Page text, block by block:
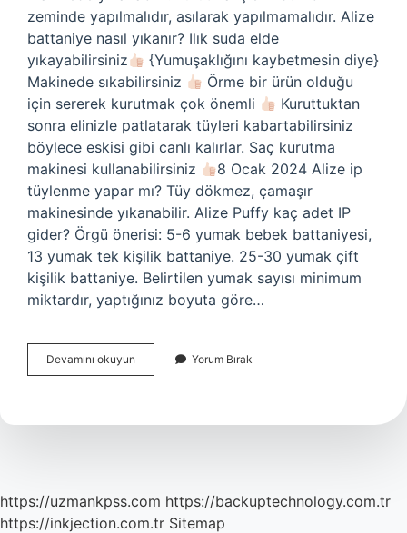
zeminde yapılmalıdır, asılarak yapılmamalıdır. Alize
battaniye nasıl yıkanır? Ilık suda elde
yıkayabilirsiniz
{Yumuşaklığını kaybetmesin diye}
Makinede sıkabilirsiniz
Örme bir ürün olduğu
için sererek kurutmak çok önemli
Kuruttuktan
sonra elinizle patlatarak tüyleri kabartabilirsiniz
böylece eskisi gibi canlı kalırlar. Saç kurutma
makinesi kullanabilirsiniz
8 Ocak 2024 Alize ip
tüylenme yapar mı? Tüy dökmez, çamaşır
makinesinde yıkanabilir. Alize Puffy kaç adet IP
gider? Örgü önerisi: 5-6 yumak bebek battaniyesi,
13 yumak tek kişilik battaniye. 25-30 yumak çift
kişilik battaniye. Belirtilen yumak sayısı minimum
miktardır, yaptığınız boyuta göre…
Devamını okuyun
Ip
Yorum Bırak
https://uzmankpss.com https://backuptechnology.com.tr
https://inkjection.com.tr Sitemap